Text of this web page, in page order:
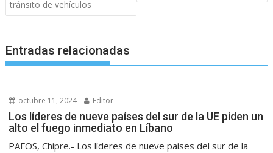
tránsito de vehículos
Entradas relacionadas
octubre 11, 2024 Editor
Los líderes de nueve países del sur de la UE piden un
alto el fuego inmediato en Líbano
PAFOS, Chipre.- Los líderes de nueve países del sur de la